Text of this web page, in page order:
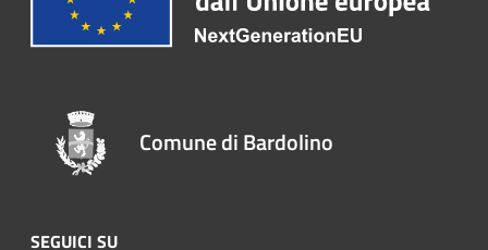
Comune di Bardolino
SEGUICI SU